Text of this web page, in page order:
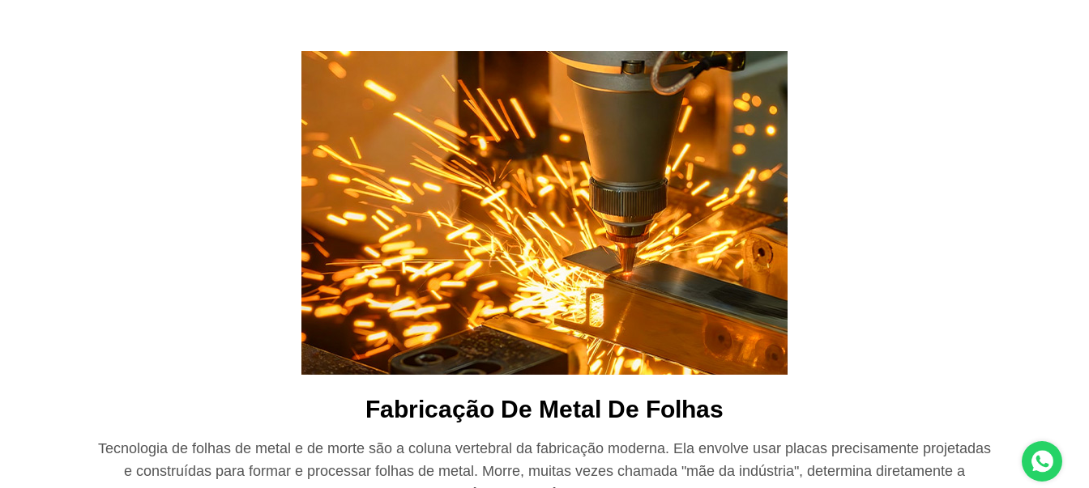
Fabricação De Metal De Folhas
Tecnologia de folhas de metal e de morte são a coluna vertebral da fabricação moderna. Ela envolve usar placas precisamente projetadas
e construídas para formar e processar folhas de metal. Morre, muitas vezes chamada "mãe da indústria", determina diretamente a